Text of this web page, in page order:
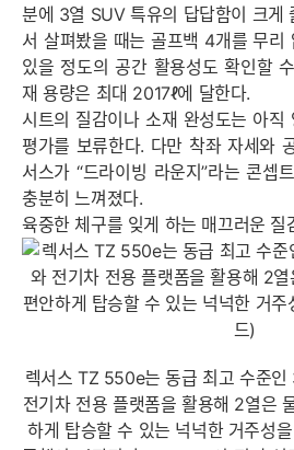
분에 3열 SUV 특유의 답답함이 크게
서 살펴봤을 때는 골프백 4개를 무리
있을 정도의 공간 활용성도 확인할
재 용량은 최대 2017ℓ에 달한다.
시트의 질감이나 소재 완성도는 아직
평가를 보류한다. 다만 착좌 자세와
서스가 “드라이빙 라운지”라는 콘셉
충분히 느껴졌다.
육중한 체구를 잊게 하는 매끄러운 질
렉서스 TZ 550e는 동급 최고 수준
전기차 전용 플랫폼을 활용해 2열은
하게 탑승할 수 있는 넉넉한 거주성